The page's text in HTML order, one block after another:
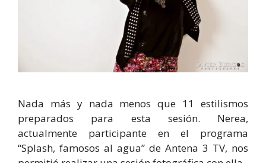
Nada más y nada menos que 11 estilismos
preparados para esta sesión. Nerea,
actualmente participante en el programa
“Splash, famosos al agua” de Antena 3 TV, nos